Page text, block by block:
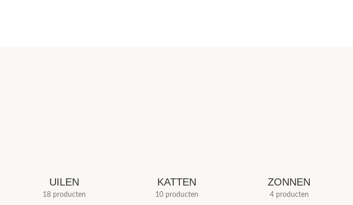
UILEN
18 producten
KATTEN
10 producten
ZONNEN
4 producten